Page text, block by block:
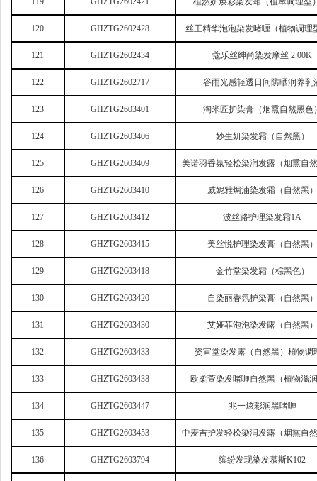
120 GHZTG2602428 丝王精华泡泡染发啫喱（植物调理
121 GHZTG2602434 蔻乐丝绅尚染发摩丝 2.00K
122 GHZTG2602717 谷雨光感轻透日间防晒润养乳
123 GHZTG2603401 淘米匠护染膏（烟熏自然黑色
124 GHZTG2603406 妙生妍染发霜（自然黑）
125 GHZTG2603409 美诺羽香氛轻松染润发露（烟熏自
126 GHZTG2603410 威妮雅焗油染发霜（自然黑）
127 GHZTG2603412 波丝路护理染发霜1A
128 GHZTG2603415 美丝悦护理染发膏（自然黑）
129 GHZTG2603418 金竹堂染发霜（棕黑色）
130 GHZTG2603420 自染丽香氛护染膏（自然黑）
131 GHZTG2603430 艾娅菲泡泡染发露（自然黑）
132 GHZTG2603433 姿宣堂染发露（自然黑）植物调
133 GHZTG2603438 欧柔萱染发啫喱自然黑（植物滋
134 GHZTG2603447 兆一炫彩润黑啫喱
135 GHZTG2603453 中麦吉护发轻松染润发露（烟熏自
136 GHZTG2603794 缤纷发现染发慕斯K102